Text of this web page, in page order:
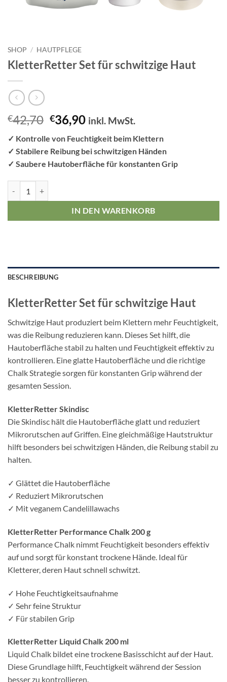
SHOP / HAUTPFLEGE
KletterRetter Set für schwitzige Haut
€42,70 Ursprünglicher
Preis
war:
€42,70
€36,90Aktueller
ist:
€36,90.
inkl. MwSt.
✓ Kontrolle von Feuchtigkeit beim Klettern
✓ Stabilere Reibung bei schwitzigen Händen
✓ Saubere Hautoberfläche für konstanten Grip
IN DEN WARENKORB
BESCHREIBUNG
KletterRetter Set für schwitzige Haut
Schwitzige Haut produziert beim Klettern mehr Feuchtigkeit,
was die Reibung reduzieren kann. Dieses Set hilft, die
Hautoberfläche stabil zu halten und Feuchtigkeit effektiv zu
kontrollieren. Eine glatte Hautoberfläche und die richtige
Chalk Strategie sorgen für konstanten Grip während der
gesamten Session.
KletterRetter Skindisc
Die Skindisc hält die Hautoberfläche glatt und reduziert
Mikrorutschen auf Griffen. Eine gleichmäßige Hautstruktur
hilft besonders bei schwitzigen Händen, die Reibung stabil zu
halten.
✓ Glättet die Hautoberfläche
✓ Reduziert Mikrorutschen
✓ Mit veganem Candelillawachs
KletterRetter Performance Chalk 200 g
Performance Chalk nimmt Feuchtigkeit besonders effektiv
auf und sorgt für konstant trockene Hände. Ideal für
Kletterer, deren Haut schnell schwitzt.
✓ Hohe Feuchtigkeitsaufnahme
✓ Sehr feine Struktur
✓ Für stabilen Grip
KletterRetter Liquid Chalk 200 ml
Liquid Chalk bildet eine trockene Basisschicht auf der Haut.
Diese Grundlage hilft, Feuchtigkeit während der Session
besser zu kontrollieren.